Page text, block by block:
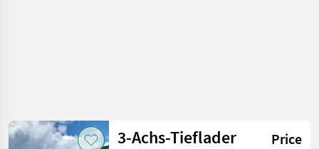
3-Achs-Tieflader
Price